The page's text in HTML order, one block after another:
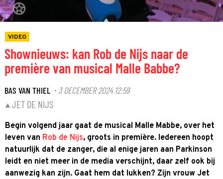
VIDEO
Shownieuws: kan Rob de Nijs naar de
première van musical Malle Babbe?
BAS VAN THIEL· 3 DECEMBER 2024 12:59
JET DE NIJS
Begin volgend jaar gaat de musical Malle Mabbe, over het
leven van Rob de Nijs, groots in première. Iedereen hoopt
natuurlijk dat de zanger, die al enige jaren aan Parkinson
leidt en niet meer in de media verschijnt, daar zelf ook bij
aanwezig kan zijn. Gaat hem dat lukken? Zijn vrouw Jet